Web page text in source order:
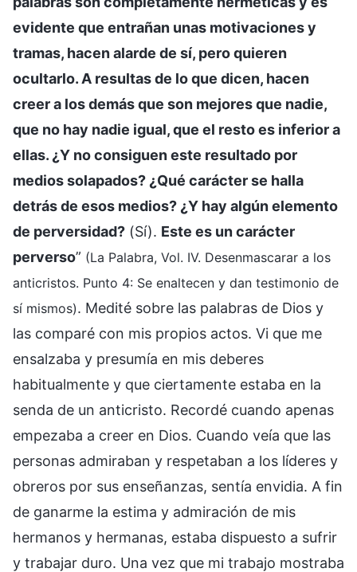
evidente que entrañan unas motivaciones y
tramas, hacen alarde de sí, pero quieren
ocultarlo. A resultas de lo que dicen, hacen
creer a los demás que son mejores que nadie,
que no hay nadie igual, que el resto es inferior a
ellas. ¿Y no consiguen este resultado por
medios solapados? ¿Qué carácter se halla
detrás de esos medios? ¿Y hay algún elemento
de perversidad? (Sí). Este es un carácter
perverso” (La Palabra, Vol. IV. Desenmascarar a los
anticristos. Punto 4: Se enaltecen y dan testimonio de
sí mismos). Medité sobre las palabras de Dios y
las comparé con mis propios actos. Vi que me
ensalzaba y presumía en mis deberes
habitualmente y que ciertamente estaba en la
senda de un anticristo. Recordé cuando apenas
empezaba a creer en Dios. Cuando veía que las
personas admiraban y respetaban a los líderes y
obreros por sus enseñanzas, sentía envidia. A fin
de ganarme la estima y admiración de mis
hermanos y hermanas, estaba dispuesto a sufrir
y trabajar duro. Una vez que mi trabajo mostraba